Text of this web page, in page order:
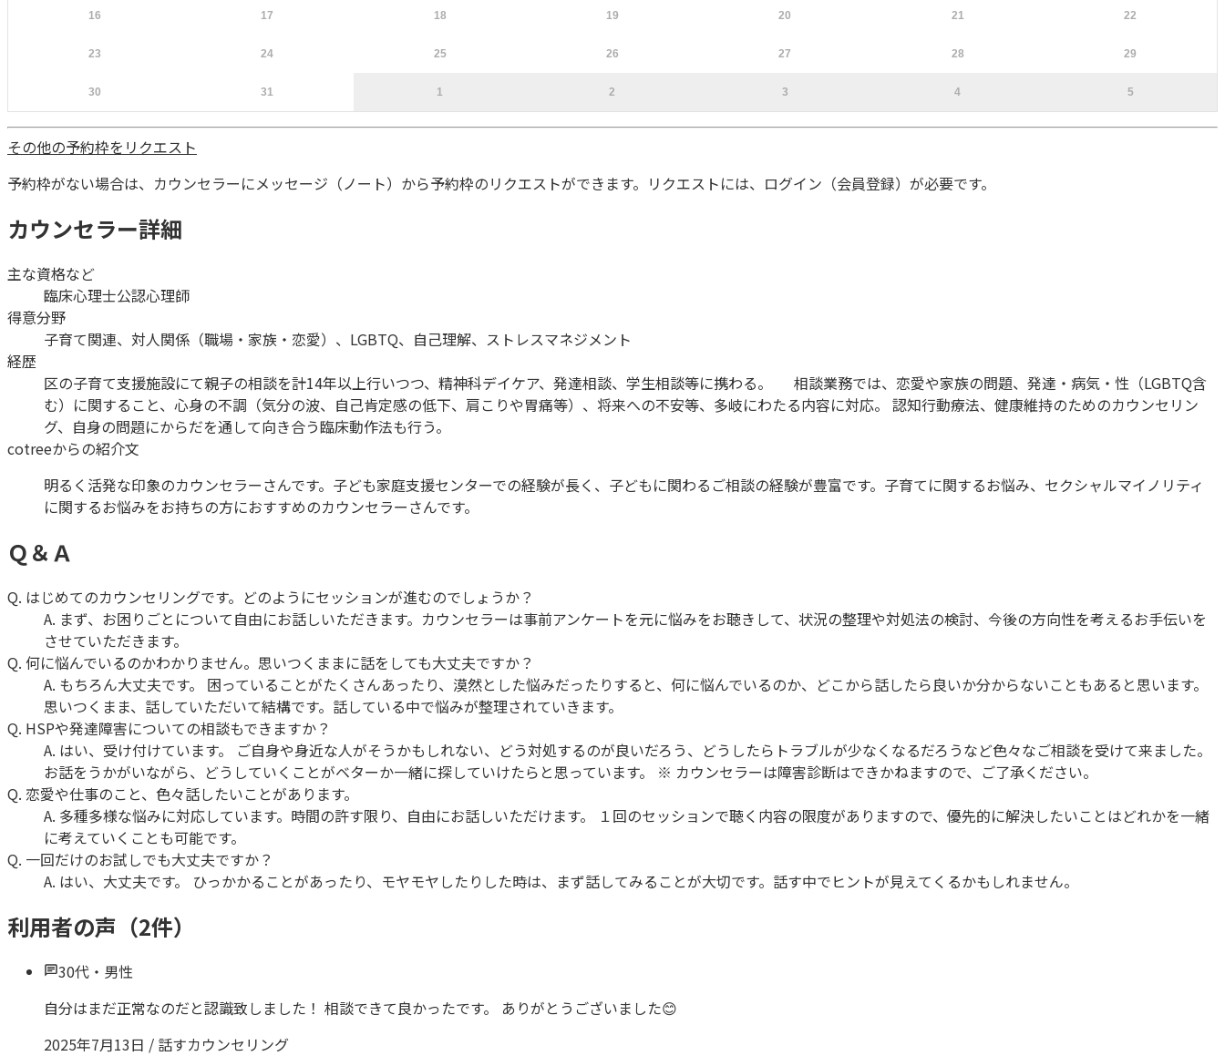
16 17 18 19 20 21 22
23 24 25 26 27 28 29
30 31 1 2 3 4 5
その他の予約枠をリクエスト
予約枠がない場合は、カウンセラーにメッセージ（ノート）から予約枠のリクエストができます。リクエストには、ログイン（会員登録）が必要です。
カウンセラー詳細
主な資格など
臨床心理士公認心理師
得意分野
子育て関連、対人関係（職場・家族・恋愛）、LGBTQ、自己理解、ストレスマネジメント
経歴
区の子育て支援施設にて親子の相談を計14年以上行いつつ、精神科デイケア、発達相談、学生相談等に携わる。 相談業務では、恋愛や家族の問題、発達・病気・性（LGBTQ含
む）に関すること、心身の不調（気分の波、自己肯定感の低下、肩こりや胃痛等）、将来への不安等、多岐にわたる内容に対応。 認知行動療法、健康維持のためのカウンセリン
グ、自身の問題にからだを通して向き合う臨床動作法も行う。
cotreeからの紹介文
明るく活発な印象のカウンセラーさんです。子ども家庭支援センターでの経験が長く、子どもに関わるご相談の経験が豊富です。子育てに関するお悩み、セクシャルマイノリティ
に関するお悩みをお持ちの方におすすめのカウンセラーさんです。
Ｑ＆Ａ
Q. はじめてのカウンセリングです。どのようにセッションが進むのでしょうか？
A. まず、お困りごとについて自由にお話しいただきます。カウンセラーは事前アンケートを元に悩みをお聴きして、状況の整理や対処法の検討、今後の方向性を考えるお手伝いを
させていただきます。
Q. 何に悩んでいるのかわかりません。思いつくままに話をしても大丈夫ですか？
A. もちろん大丈夫です。 困っていることがたくさんあったり、漠然とした悩みだったりすると、何に悩んでいるのか、どこから話したら良いか分からないこともあると思います。
思いつくまま、話していただいて結構です。話している中で悩みが整理されていきます。
Q. HSPや発達障害についての相談もできますか？
A. はい、受け付けています。 ご自身や身近な人がそうかもしれない、どう対処するのが良いだろう、どうしたらトラブルが少なくなるだろうなど色々なご相談を受けて来ました。
お話をうかがいながら、どうしていくことがベターか一緒に探していけたらと思っています。 ※ カウンセラーは障害診断はできかねますので、ご了承ください。
Q. 恋愛や仕事のこと、色々話したいことがあります。
A. 多種多様な悩みに対応しています。時間の許す限り、自由にお話しいただけます。 １回のセッションで聴く内容の限度がありますので、優先的に解決したいことはどれかを一緒
に考えていくことも可能です。
Q. 一回だけのお試しでも大丈夫ですか？
A. はい、大丈夫です。 ひっかかることがあったり、モヤモヤしたりした時は、まず話してみることが大切です。話す中でヒントが見えてくるかもしれません。
利用者の声（2件）
30代 ・ 男性
自分はまだ正常なのだと認識致しました！ 相談できて良かったです。 ありがとうございました😊
2025年7月13日 / 話すカウンセリング